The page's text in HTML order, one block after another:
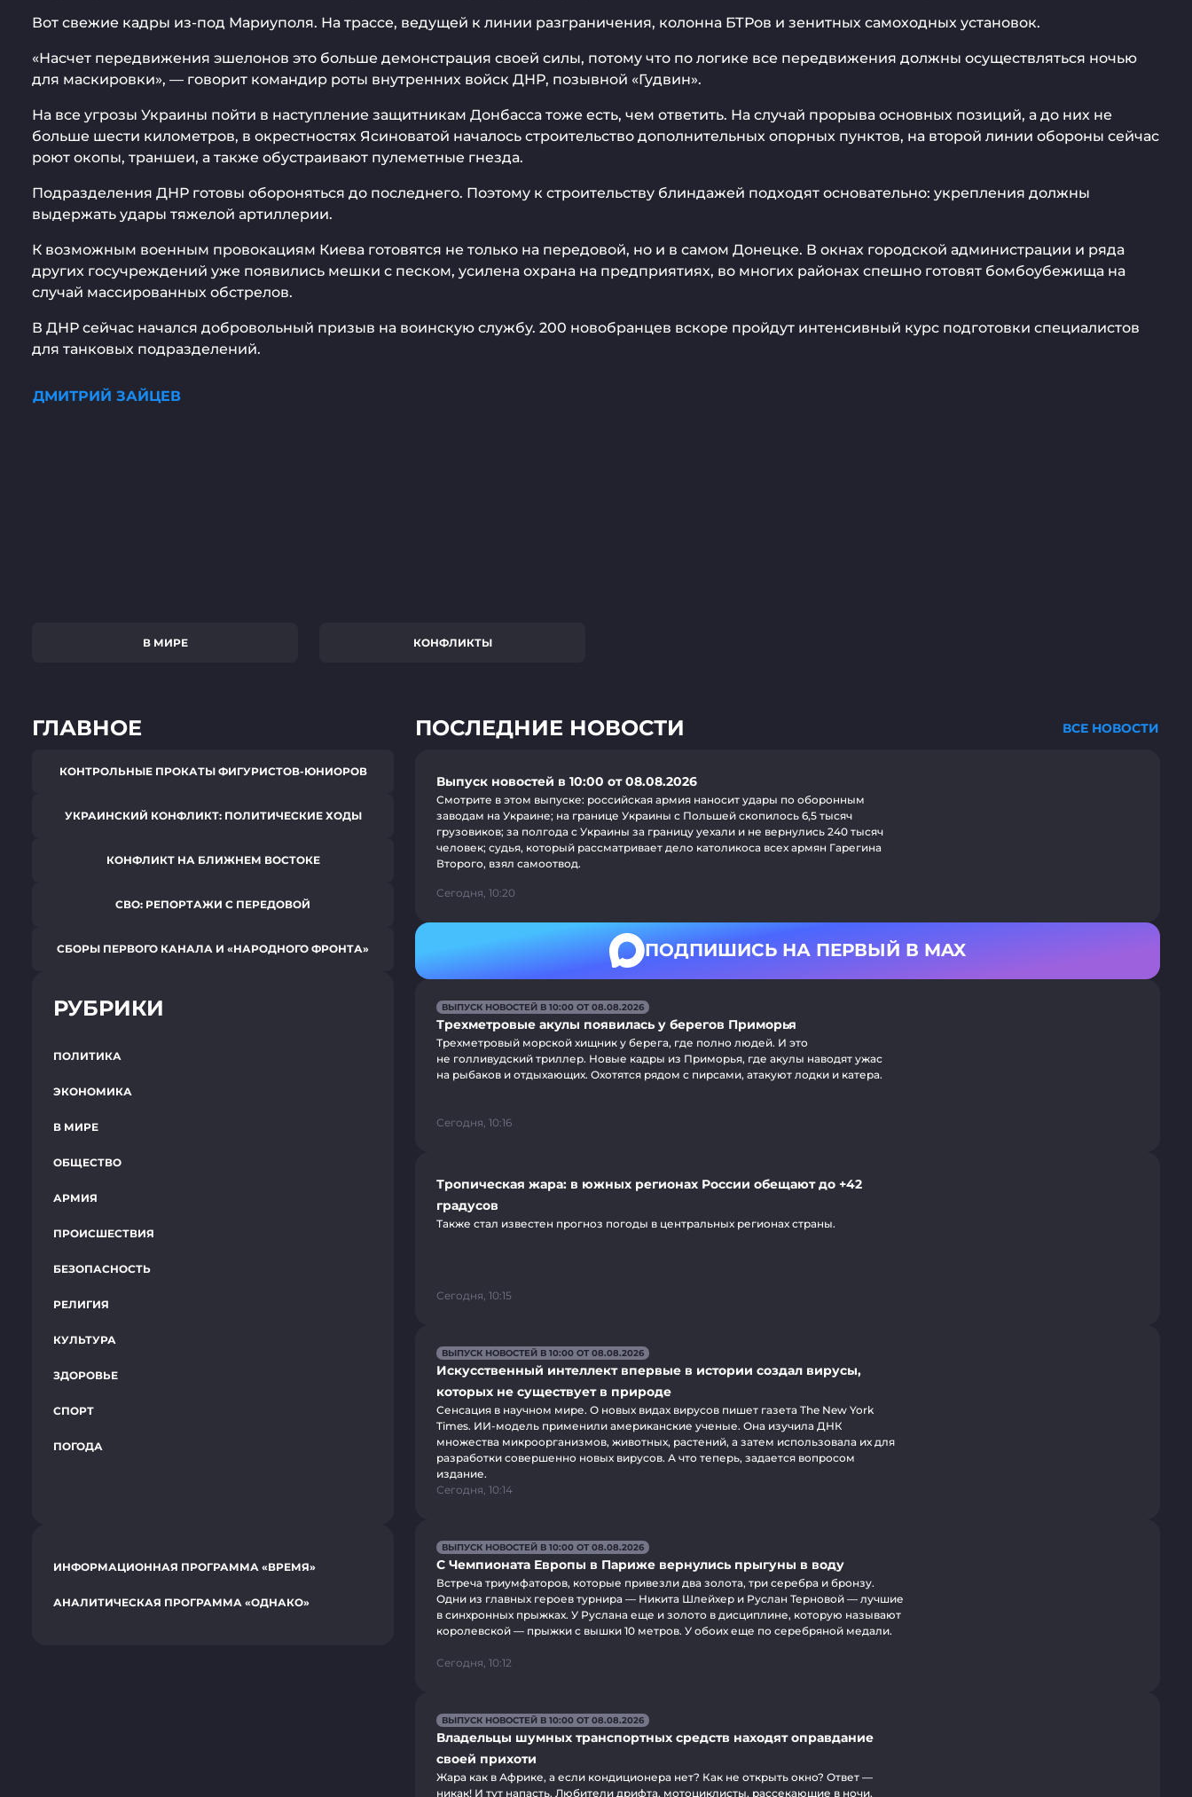
Вот свежие кадры из-под Мариуполя. На трассе, ведущей к линии разграничения, колонна БТРов и зенитных самоходных установок.
«Насчет передвижения эшелонов это больше демонстрация своей силы, потому что по логике все передвижения должны осуществляться ночью
для маскировки», — говорит командир роты внутренних войск ДНР, позывной «Гудвин».
На все угрозы Украины пойти в наступление защитникам Донбасса тоже есть, чем ответить. На случай прорыва основных позиций, а до них не
больше шести километров, в окрестностях Ясиноватой началось строительство дополнительных опорных пунктов, на второй линии обороны сейчас
роют окопы, траншеи, а также обустраивают пулеметные гнезда.
Подразделения ДНР готовы обороняться до последнего. Поэтому к строительству блиндажей подходят основательно: укрепления должны
выдержать удары тяжелой артиллерии.
К возможным военным провокациям Киева готовятся не только на передовой, но и в самом Донецке. В окнах городской администрации и ряда
других госучреждений уже появились мешки с песком, усилена охрана на предприятиях, во многих районах спешно готовят бомбоубежища на
случай массированных обстрелов.
В ДНР сейчас начался добровольный призыв на воинскую службу. 200 новобранцев вскоре пройдут интенсивный курс подготовки специалистов
для танковых подразделений.
ДМИТРИЙ ЗАЙЦЕВ
В МИРЕ КОНФЛИКТЫ
ГЛАВНОЕ
КОНТРОЛЬНЫЕ ПРОКАТЫ ФИГУРИСТОВ-ЮНИОРОВ
УКРАИНСКИЙ КОНФЛИКТ: ПОЛИТИЧЕСКИЕ ХОДЫ
КОНФЛИКТ НА БЛИЖНЕМ ВОСТОКЕ
СВО: РЕПОРТАЖИ С ПЕРЕДОВОЙ
СБОРЫ ПЕРВОГО КАНАЛА И «НАРОДНОГО ФРОНТА»
РУБРИКИ
ПОЛИТИКА
ЭКОНОМИКА
В МИРЕ
ОБЩЕСТВО
АРМИЯ
ПРОИСШЕСТВИЯ
БЕЗОПАСНОСТЬ
РЕЛИГИЯ
КУЛЬТУРА
ЗДОРОВЬЕ
СПОРТ
ПОГОДА
ИНФОРМАЦИОННАЯ ПРОГРАММА «ВРЕМЯ»
АНАЛИТИЧЕСКАЯ ПРОГРАММА «ОДНАКО»
ПОСЛЕДНИЕ НОВОСТИ ВСЕ НОВОСТИ
Выпуск новостей в 10:00 от 08.08.2026
Смотрите в этом выпуске: российская армия наносит удары по оборонным
заводам на Украине; на границе Украины с Польшей скопилось 6,5 тысяч
грузовиков; за полгода с Украины за границу уехали и не вернулись 240 тысяч
человек; судья, который рассматривает дело католикоса всех армян Гарегина
Второго, взял самоотвод.
Сегодня, 10:20
ПОДПИШИСЬ НА ПЕРВЫЙ В MAX
ВЫПУСК НОВОСТЕЙ В 10:00 ОТ 08.08.2026
Трехметровые акулы появилась у берегов Приморья
Трехметровый морской хищник у берега, где полно людей. И это
не голливудский триллер. Новые кадры из Приморья, где акулы наводят ужас
на рыбаков и отдыхающих. Охотятся рядом с пирсами, атакуют лодки и катера.
Сегодня, 10:16
Тропическая жара: в южных регионах России обещают до +42
градусов
Также стал известен прогноз погоды в центральных регионах страны.
Сегодня, 10:15
ВЫПУСК НОВОСТЕЙ В 10:00 ОТ 08.08.2026
Искусственный интеллект впервые в истории создал вирусы,
которых не существует в природе
Сенсация в научном мире. О новых видах вирусов пишет газета The New York
Times. ИИ-модель применили американские ученые. Она изучила ДНК
множества микроорганизмов, животных, растений, а затем использовала их для
разработки совершенно новых вирусов. А что теперь, задается вопросом
издание.
Сегодня, 10:14
ВЫПУСК НОВОСТЕЙ В 10:00 ОТ 08.08.2026
С Чемпионата Европы в Париже вернулись прыгуны в воду
Встреча триумфаторов, которые привезли два золота, три серебра и бронзу.
Одни из главных героев турнира — Никита Шлейхер и Руслан Терновой — лучшие
в синхронных прыжках. У Руслана еще и золото в дисциплине, которую называют
королевской — прыжки с вышки 10 метров. У обоих еще по серебряной медали.
Сегодня, 10:12
ВЫПУСК НОВОСТЕЙ В 10:00 ОТ 08.08.2026
Владельцы шумных транспортных средств находят оправдание
своей прихоти
Жара как в Африке, а если кондиционера нет? Как не открыть окно? Ответ —
никак! И тут напасть. Любители дрифта, мотоциклисты, рассекающие в ночи.